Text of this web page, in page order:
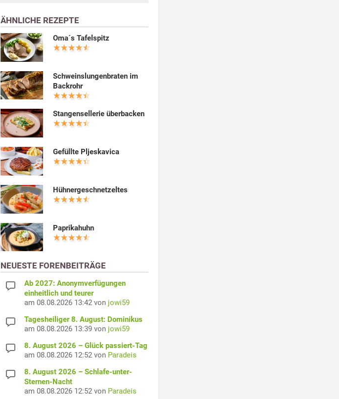
ÄHNLICHE REZEPTE
Oma´s Tafelspitz
Schweinslungenbraten im
Backrohr
Stangensellerie überbacken
Gefüllte Pljeskavica
Hühnergeschnetzeltes
Paprikahuhn
NEUESTE FORENBEITRÄGE
Ab 2027: Anonymverfügungen
einheitlich und teurer
am 08.08.2026 13:42 von jowi59
Tagesheiliger 8. August: Dominikus
am 08.08.2026 13:39 von jowi59
8. August 2026 – Glück passiert-Tag
am 08.08.2026 12:52 von Paradeis
8. August 2026 – Schlafe-unter-
Sternen-Nacht
am 08.08.2026 12:52 von Paradeis